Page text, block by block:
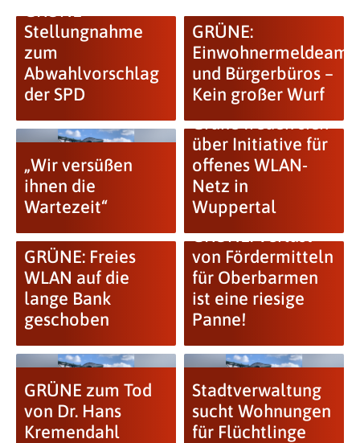
Stellungnahme
zum
Abwahlvorschlag
der SPD
GRÜNE:
Einwohnermeldeamt
und Bürgerbüros –
Kein großer Wurf
„Wir versüßen
ihnen die
Wartezeit“
Grüne freuen sich
über Initiative für
offenes WLAN-
Netz in
Wuppertal
GRÜNE: Freies
WLAN auf die
lange Bank
geschoben
GRÜNE: Verlust
von Fördermitteln
für Oberbarmen
ist eine riesige
Panne!
GRÜNE zum Tod
von Dr. Hans
Kremendahl
Stadtverwaltung
sucht Wohnungen
für Flüchtlinge